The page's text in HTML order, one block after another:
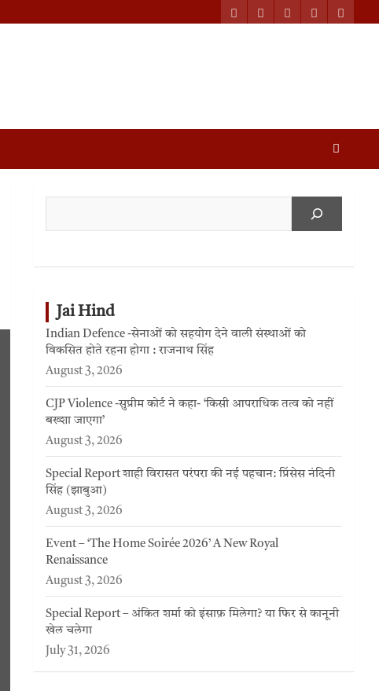
Jai Hind
Indian Defence -सेनाओं को सहयोग देने वाली संस्थाओं को
विकसित होते रहना होगा : राजनाथ सिंह
August 3, 2026
CJP Violence -सुप्रीम कोर्ट ने कहा- ‘किसी आपराधिक तत्व को नहीं
बख्शा जाएगा’
August 3, 2026
Special Report शाही विरासत परंपरा की नई पहचान: प्रिंसेस नंदिनी
सिंह (झाबुआ)
August 3, 2026
Event – ‘The Home Soirée 2026’ A New Royal
Renaissance
August 3, 2026
Special Report – अंकित शर्मा को इंसाफ़ मिलेगा? या फिर से कानूनी
खेल चलेगा
July 31, 2026